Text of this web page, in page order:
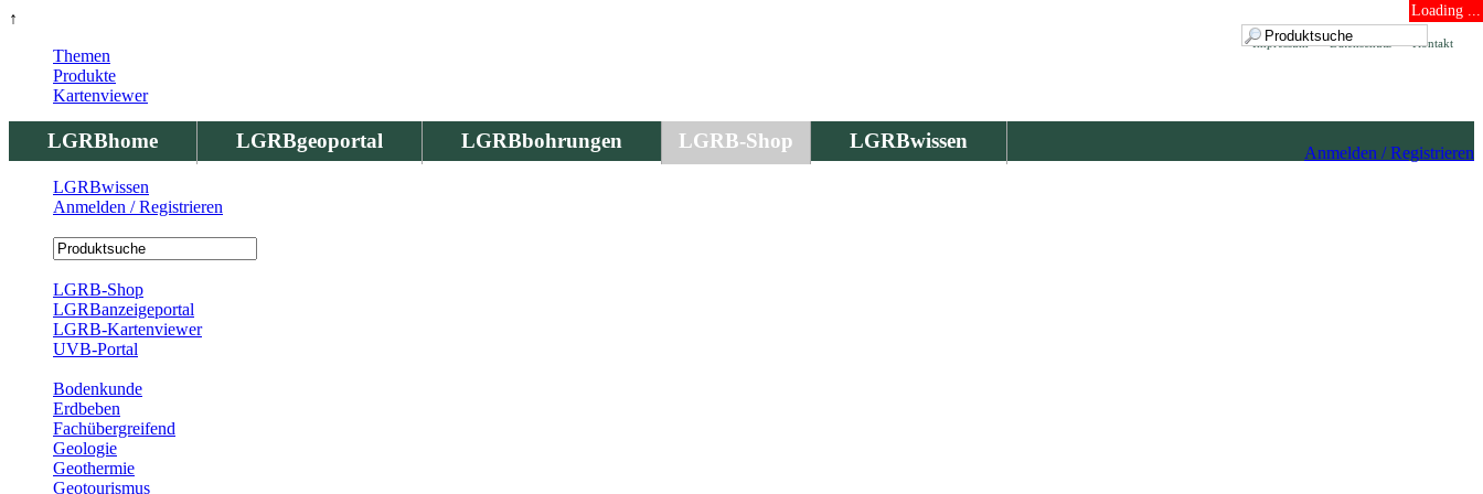
↑ Loading ...
Kontakt
Datenschutz
Impressum
LGRBhome LGRBgeoportal LGRBbohrungen LGRB-Shop LGRBwissen
Anmelden / Registrieren
Themen
Produkte
Kartenviewer
LGRBwissen
Anmelden / Registrieren
LGRB-Shop
LGRBanzeigeportal
LGRB-Kartenviewer
UVB-Portal
Bodenkunde
Erdbeben
Fachübergreifend
Geologie
Geothermie
Geotourismus